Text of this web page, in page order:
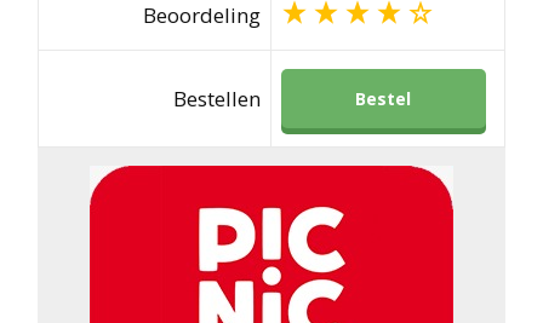
Beoordeling
Bestellen Bestel